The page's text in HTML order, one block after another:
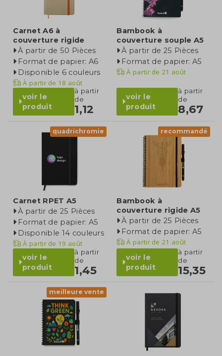
Carnet A6 à
couverture rigide
À partir de 50 Pièces
Format de papier: A6
Disponible 6 couleurs
À partir de 18 août
voir le
produit
à partir
de
1,12
Bambook à
couverture souple A5
À partir de 25 Pièces
Format de papier: A5
À partir de 21 août
voir le
produit
à partir
de
8,67
quadrichromie
Carnet RPET A5
À partir de 25 Pièces
Format de papier: A5
Disponible 14 couleurs
À partir de 19 août
voir le
produit
à partir
de
1,45
recommandé
Bambook à
couverture rigide A5
À partir de 25 Pièces
Format de papier: A5
À partir de 21 août
voir le
produit
à partir
de
15,35
meilleure vente